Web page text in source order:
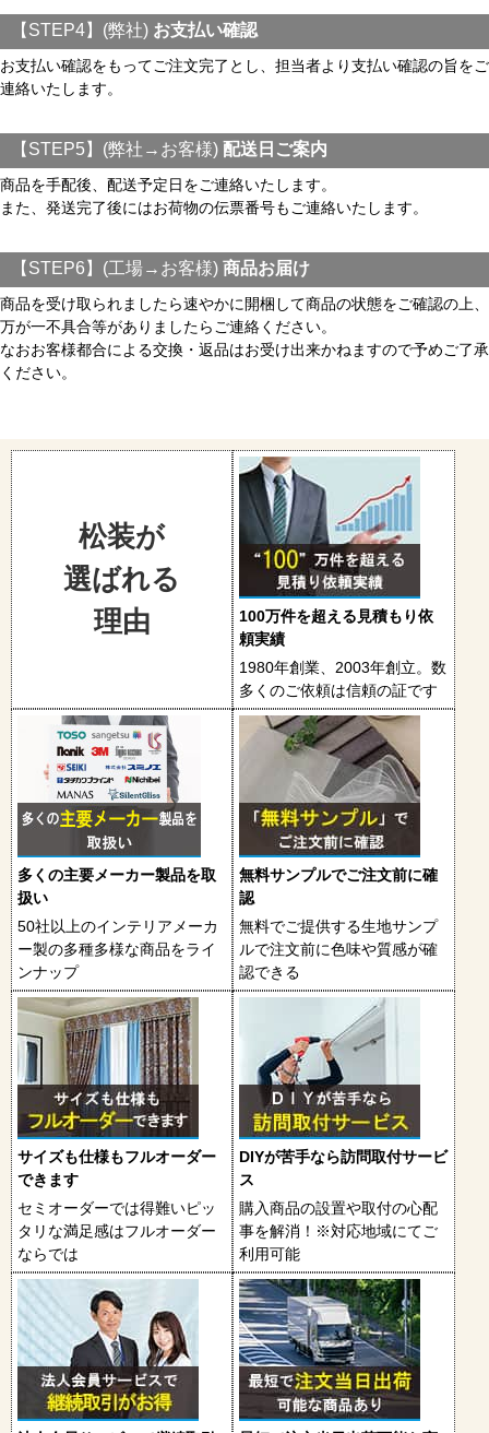
【STEP4】(弊社) お支払い確認
お支払い確認をもってご注文完了とし、担当者より支払い確認の旨をご
連絡いたします。
【STEP5】(弊社→お客様) 配送日ご案内
商品を手配後、配送予定日をご連絡いたします。
また、発送完了後にはお荷物の伝票番号もご連絡いたします。
【STEP6】(工場→お客様) 商品お届け
商品を受け取られましたら速やかに開梱して商品の状態をご確認の上、
万が一不具合等がありましたらご連絡ください。
なおお客様都合による交換・返品はお受け出来かねますので予めご了承
ください。
松装が
選ばれる
理由
100万件を超える見積もり依
頼実績
1980年創業、2003年創立。数
多くのご依頼は信頼の証です
多くの主要メーカー製品を取
扱い
50社以上のインテリアメーカ
ー製の多種多様な商品をライ
ンナップ
無料サンプルでご注文前に確
認
無料でご提供する生地サンプ
ルで注文前に色味や質感が確
認できる
サイズも仕様もフルオーダー
できます
セミオーダーでは得難いピッ
タリな満足感はフルオーダー
ならでは
DIYが苦手なら訪問取付サービ
ス
購入商品の設置や取付の心配
事を解消！※対応地域にてご
利用可能